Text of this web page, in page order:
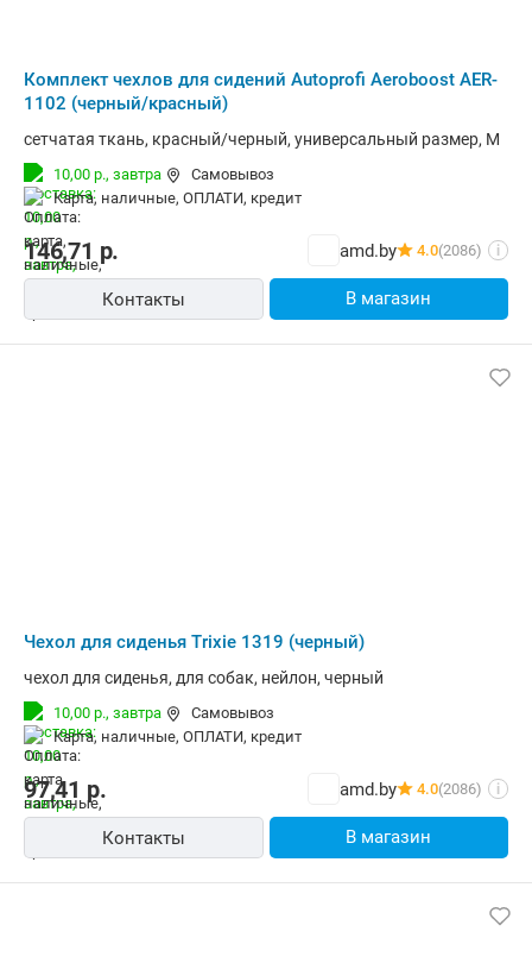
Комплект чехлов для сидений Autoprofi Aeroboost AER-
1102 (черный/красный)
сетчатая ткань, красный/черный, универсальный размер, M
10,00 р., завтра
Самовывоз
карта, наличные, ОПЛАТИ, кредит
146,71 р. amd.by 4.0(2086) i
Контакты В магазин
Чехол для сиденья Trixie 1319 (черный)
чехол для сиденья, для собак, нейлон, черный
10,00 р., завтра
Самовывоз
карта, наличные, ОПЛАТИ, кредит
97,41 р. amd.by 4.0(2086) i
Контакты В магазин